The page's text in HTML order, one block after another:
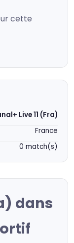
cette
Live 11 (Fra)
France
0 match(s)
dans